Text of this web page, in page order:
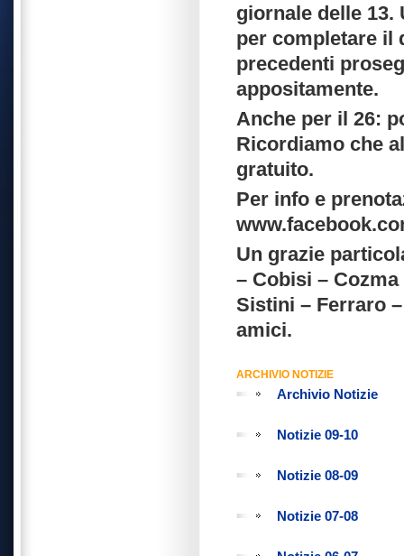
giornale delle 13.
per completare il
precedenti
appositamente.
Anche per il 26:
Ricordiamo che
gratuito.
Per info e
Un grazie
– Cobisi –
Sistini – Ferraro
amici.
ARCHIVIO NOTIZIE
Archivio Notizie
Notizie 09-10
Notizie 08-09
Notizie 07-08